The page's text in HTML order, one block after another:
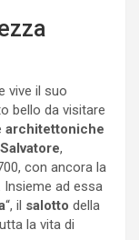
vive il suo
bello da visitare
architettoniche
,
con ancora la
ad essa
“, il salotto della
la vita di